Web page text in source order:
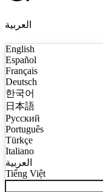
العربية
English
Español
Français
Deutsch
한국어
日本語
Русский
Português
Türkçe
Italiano
العربية
Tiếng Việt